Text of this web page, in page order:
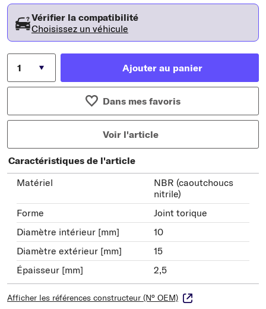
Vérifier la compatibilité
Choisissez un véhicule
Ajouter au panier
Dans mes favoris
Voir l'article
Caractéristiques de l'article
Matériel
NBR (caoutchoucs
nitrile)
Forme
Joint torique
Diamètre intérieur [mm]
10
Diamètre extérieur [mm]
15
Épaisseur [mm]
2,5
Afficher les références constructeur (N° OEM)